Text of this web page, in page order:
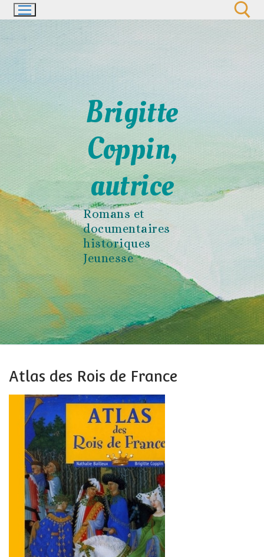
Aller
au
Brigitte
Coppin,
autrice
Romans et
documentaires
historiques
Jeunesse
Atlas des Rois de France